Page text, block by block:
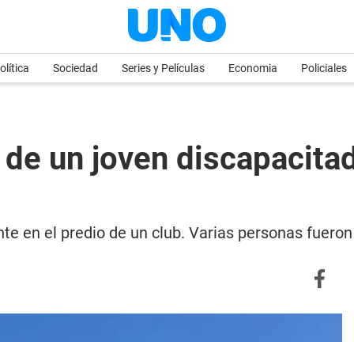
Sociedad Series y Películas Economia Policiales
un joven
en el predio de un club. Varias personas